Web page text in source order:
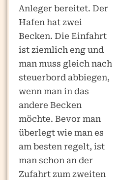
Anleger bereitet. Der
Hafen hat zwei
Becken. Die Einfahrt
ist ziemlich eng und
man muss gleich nach
steuerbord abbiegen,
wenn man in das
andere Becken
möchte. Bevor man
überlegt wie man es
am besten regelt, ist
man schon an der
Zufahrt zum zweiten
418. Wir legen mit
dem Heck an der Pier
quer zum Fahrwasser.
Also Vorleine raus,
ein Crewmitglied an
Land gesetzt und das
Boot dann weiter
gedreht bis wir dann
längsseits an der Pier
lagen. Festgemacht
und verschnauft. Ein
schöner Beitrag für